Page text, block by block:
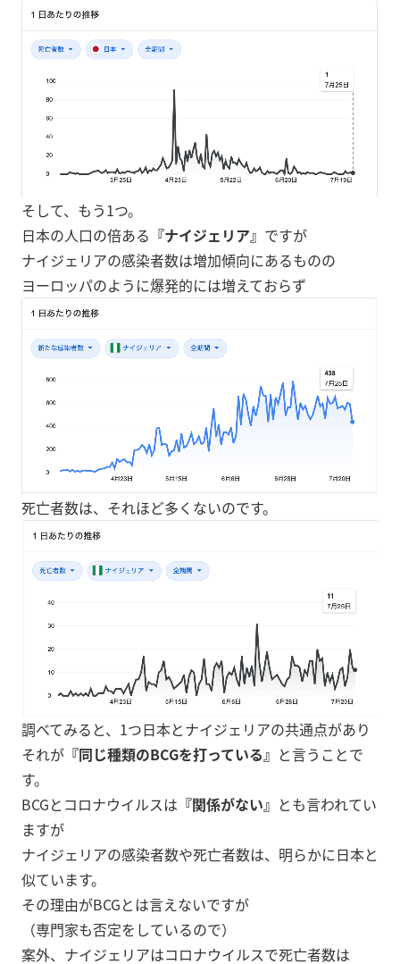
そして、もう1つ。
日本の人口の倍ある 『ナイジェリア』 ですが
ナイジェリアの感染者数は増加傾向にあるものの
ヨーロッパのように爆発的には増えておらず
死亡者数は、それほど多くないのです。
調べてみると、1つ日本とナイジェリアの共通点があり
それが 『同じ種類のBCGを打っている』 と言うことで
す。
BCGとコロナウイルスは 『関係がない』 とも言われてい
ますが
ナイジェリアの感染者数や死亡者数は、明らかに日本と
似ています。
その理由がBCGとは言えないですが
（専門家も否定をしているので）
案外、ナイジェリアはコロナウイルスで死亡者数は